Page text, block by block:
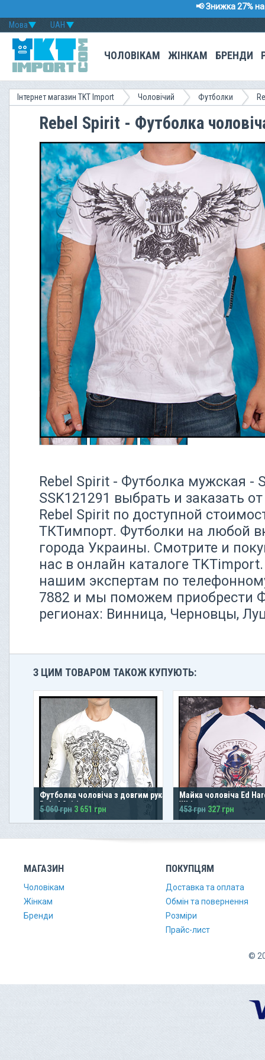
📢 Знижка 27%
UAH
Мова
ЧОЛОВІКАМ ЖІНКАМ БРЕНДИ
Інтернет магазин TKT Import Чоловічий Футболки
Rebel Spirit - Футболка
Rebel Spirit - Футболка мужская -
SSK121291 выбрать и заказать
Rebel Spirit по доступной
ТКТимпорт. Футболки на любой
города Украины. Смотрите и
нас в онлайн каталоге
нашим экспертам по
7882 и мы поможем приобрести
регионах: Винница, Черновцы,
З ЦИМ ТОВАРОМ ТАКОЖ КУПУЮТЬ:
Футболка чоловіча з довгим рукавом
Rebel Spirit
5 060 грн 3 651 грн
Майка чоловіча Ed
White
453 грн 327 грн
МАГАЗИН
Чоловікам
Жінкам
Бренди
ПОКУПЦЯМ
Доставка та оплата
Обмін та повернення
Розміри
Прайс-лист
©